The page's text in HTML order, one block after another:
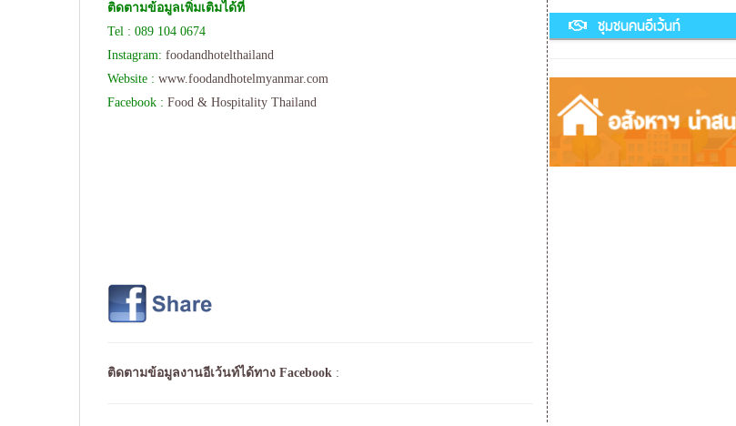
ติดตามข้อมูลเพิ่มเติมได้ที่
Tel : 089 104 0674
Instagram: foodandhotelthailand
Website : www.foodandhotelmyanmar.com
Facebook : Food & Hospitality Thailand
ติดตามข้อมูลงานอีเว้นท์ได้ทาง Facebook :
ชุมชนคนอีเว้นท์